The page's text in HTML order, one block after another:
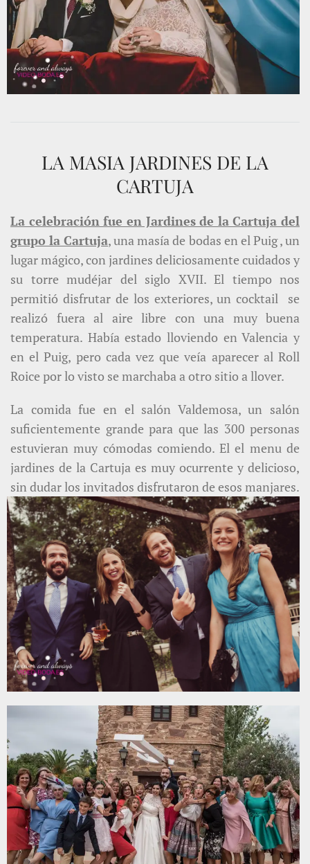
LA MASIA JARDINES DE LA
CARTUJA
La celebración fue en Jardines de la Cartuja del
grupo la Cartuja, una masía de bodas en el Puig , un
lugar mágico, con jardines deliciosamente cuidados y
su torre mudéjar del siglo XVII. El tiempo nos
permitió disfrutar de los exteriores, un cocktail se
realizó fuera al aire libre con una muy buena
temperatura. Había estado lloviendo en Valencia y
en el Puig, pero cada vez que veía aparecer al Roll
Roice por lo visto se marchaba a otro sitio a llover.
La comida fue en el salón Valdemosa, un salón
suficientemente grande para que las 300 personas
estuvieran muy cómodas comiendo. El el menu de
jardines de la Cartuja es muy ocurrente y delicioso,
sin dudar los invitados disfrutaron de esos manjares.